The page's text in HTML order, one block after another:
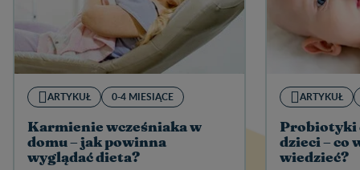
ARTYKUŁ 0-4 MIESIĄCE
Karmienie wcześniaka w
domu – jak powinna
wyglądać dieta?
ARTYKUŁ
Probiotyki
dzieci – co
wiedzieć?